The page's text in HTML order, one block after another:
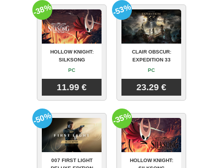
HOLLOW KNIGHT:
SILKSONG
PC
11.99 €
-38%
CLAIR OBSCUR:
EXPEDITION 33
PC
23.29 €
-53%
007 FIRST LIGHT
-50%
HOLLOW KNIGHT:
-35%